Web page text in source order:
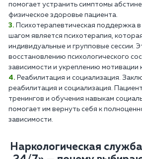
помогает устранить симптомы
физическое здоровье пациента.
Психотерапевтическая поддержка
шагом является психотерапия,
индивидуальные и групповые сессии.
восстановлению психологического
зависимости и укреплению
Реабилитация и социализация.
реабилитация и социализация.
тренингов и обучения навыкам
помогает им вернуть себя к
зависимости.
Наркологическая